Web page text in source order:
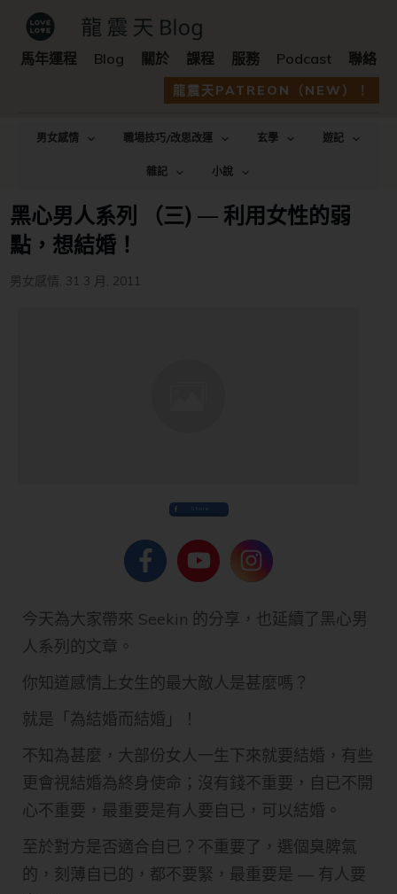
馬年運程 Blog 關於 課程 服務 Podcast 聯絡
龍震天PATREON（NEW）！
男女感情 職場技巧/改思改運 玄學
遊記
雜記
小說
黑心男人系列 （三) — 利用女性的弱
點，想結婚！
男女感情 , 31 3 月, 2011
Share
今天為大家帶來 Seekin 的分享，也延續了黑心男
人系列的文章。
你知道感情上女生的最大敵人是甚麼嗎？
就是「為結婚而結婚」！
不知為甚麼，大部份女人一生下來就要結婚，有些
更會視結婚為終身使命；沒有錢不重要，自已不開
心不重要，最重要是有人要自已，可以結婚。
至於對方是否適合自已？不重要了，選個臭脾氣
的，刻薄自已的，都不要緊，最重要是 — 有人要